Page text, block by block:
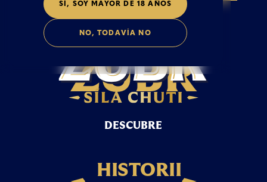
SÍ, SOY MAYOR DE 18 AÑOS
NO, TODAVÍA NO
RÍA
ZUBR
DESCUBRE
HISTORII